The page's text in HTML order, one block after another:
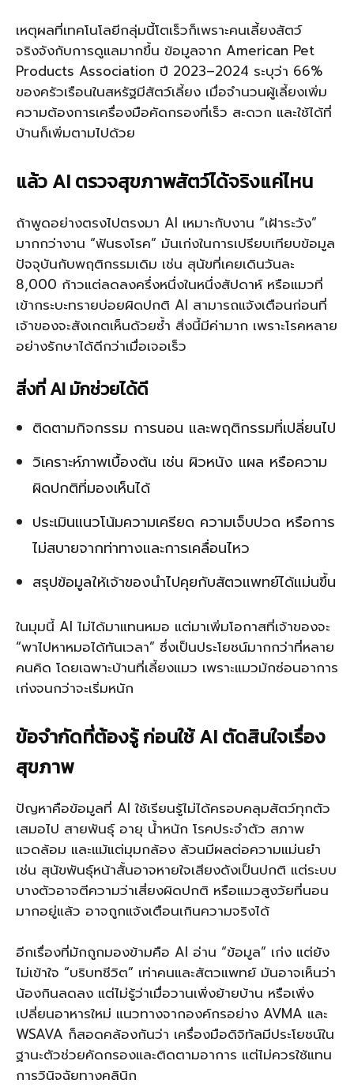
เหตุผลที่เทคโนโลยีกลุ่มนี้โตเร็วก็เพราะคนเลี้ยงสัตว์
จริงจังกับการดูแลมากขึ้น ข้อมูลจาก American Pet
Products Association ปี 2023–2024 ระบุว่า 66%
ของครัวเรือนในสหรัฐมีสัตว์เลี้ยง เมื่อจำนวนผู้เลี้ยงเพิ่ม
ความต้องการเครื่องมือคัดกรองที่เร็ว สะดวก และใช้ได้ที่
บ้านก็เพิ่มตามไปด้วย
แล้ว AI ตรวจสุขภาพสัตว์ได้จริงแค่ไหน
ถ้าพูดอย่างตรงไปตรงมา AI เหมาะกับงาน “เฝ้าระวัง”
มากกว่างาน “ฟันธงโรค” มันเก่งในการเปรียบเทียบข้อมูล
ปัจจุบันกับพฤติกรรมเดิม เช่น สุนัขที่เคยเดินวันละ
8,000 ก้าวแต่ลดลงครึ่งหนึ่งในหนึ่งสัปดาห์ หรือแมวที่
เข้ากระบะทรายบ่อยผิดปกติ AI สามารถแจ้งเตือนก่อนที่
เจ้าของจะสังเกตเห็นด้วยซ้ำ สิ่งนี้มีค่ามาก เพราะโรคหลาย
อย่างรักษาได้ดีกว่าเมื่อเจอเร็ว
สิ่งที่ AI มักช่วยได้ดี
ติดตามกิจกรรม การนอน และพฤติกรรมที่เปลี่ยนไป
วิเคราะห์ภาพเบื้องต้น เช่น ผิวหนัง แผล หรือความ
ผิดปกติที่มองเห็นได้
ประเมินแนวโน้มความเครียด ความเจ็บปวด หรือการ
ไม่สบายจากท่าทางและการเคลื่อนไหว
สรุปข้อมูลให้เจ้าของนำไปคุยกับสัตวแพทย์ได้แม่นขึ้น
ในมุมนี้ AI ไม่ได้มาแทนหมอ แต่มาเพิ่มโอกาสที่เจ้าของจะ
“พาไปหาหมอได้ทันเวลา” ซึ่งเป็นประโยชน์มากกว่าที่หลาย
คนคิด โดยเฉพาะบ้านที่เลี้ยงแมว เพราะแมวมักซ่อนอาการ
เก่งจนกว่าจะเริ่มหนัก
ข้อจำกัดที่ต้องรู้ ก่อนใช้ AI ตัดสินใจเรื่อง
สุขภาพ
ปัญหาคือข้อมูลที่ AI ใช้เรียนรู้ไม่ได้ครอบคลุมสัตว์ทุกตัว
เสมอไป สายพันธุ์ อายุ น้ำหนัก โรคประจำตัว สภาพ
แวดล้อม และแม้แต่มุมกล้อง ล้วนมีผลต่อความแม่นยำ
เช่น สุนัขพันธุ์หน้าสั้นอาจหายใจเสียงดังเป็นปกติ แต่ระบบ
บางตัวอาจตีความว่าเสี่ยงผิดปกติ หรือแมวสูงวัยที่นอน
มากอยู่แล้ว อาจถูกแจ้งเตือนเกินความจริงได้
อีกเรื่องที่มักถูกมองข้ามคือ AI อ่าน “ข้อมูล” เก่ง แต่ยัง
ไม่เข้าใจ “บริบทชีวิต” เท่าคนและสัตวแพทย์ มันอาจเห็นว่า
น้องกินลดลง แต่ไม่รู้ว่าเมื่อวานเพิ่งย้ายบ้าน หรือเพิ่ง
เปลี่ยนอาหารใหม่ แนวทางจากองค์กรอย่าง AVMA และ
WSAVA ก็สอดคล้องกันว่า เครื่องมือดิจิทัลมีประโยชน์ใน
ฐานะตัวช่วยคัดกรองและติดตามอาการ แต่ไม่ควรใช้แทน
การวินิจฉัยทางคลินิก